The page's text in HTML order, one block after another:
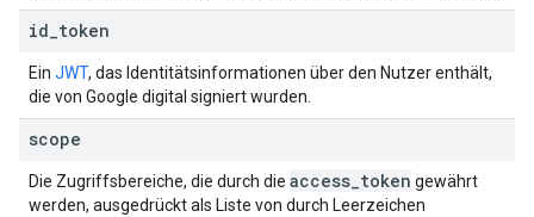
id token
Ein JWT, das Identitätsinformationen über den Nutzer enthält,
die von Google digital signiert wurden.
scope
Die Zugriffsbereiche, die durch die access token gewährt
werden, ausgedrückt als Liste von durch Leerzeichen